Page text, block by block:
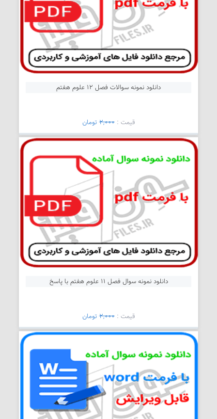
دانلود نمونه سوالات فصل 12 علوم هفتم
قیمت :2,000تومان
دانلود نمونه سوال فصل 11 علوم هفتم با پاسخ
قیمت :2,000تومان